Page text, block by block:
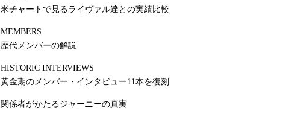
米チャートで見るライヴァル達との実績比較
MEMBERS
歴代メンバーの解説
HISTORIC INTERVIEWS
黄金期のメンバー・インタビュー11本を復刻
関係者がかたるジャーニーの真実